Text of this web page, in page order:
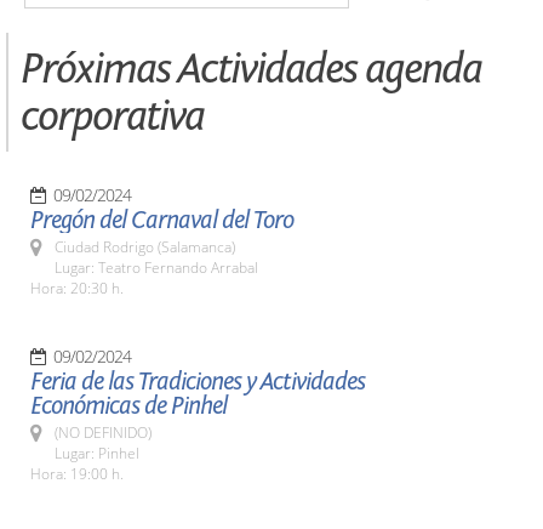
Próximas Actividades agenda
corporativa
09/02/2024
Pregón del Carnaval del Toro
Ciudad Rodrigo (Salamanca)
Lugar: Teatro Fernando Arrabal
Hora: 20:30 h.
09/02/2024
Feria de las Tradiciones y Actividades
Económicas de Pinhel
(NO DEFINIDO)
Lugar: Pinhel
Hora: 19:00 h.